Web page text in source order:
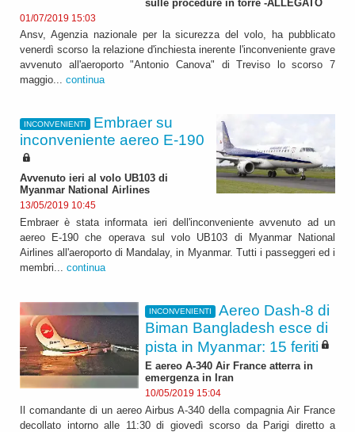
sulle procedure in torre -ALLEGATO
01/07/2019 15:03
Ansv, Agenzia nazionale per la sicurezza del volo, ha pubblicato
venerdì scorso la relazione d'inchiesta inerente l'inconveniente grave
avvenuto all'aeroporto "Antonio Canova" di Treviso lo scorso 7
maggio... continua
INCONVENIENTI
Embraer su
inconveniente aereo E-190
Avvenuto ieri al volo UB103 di
Myanmar National Airlines
13/05/2019 10:45
Embraer è stata informata ieri dell'inconveniente avvenuto ad un
aereo E-190 che operava sul volo UB103 di Myanmar National
Airlines all'aeroporto di Mandalay, in Myanmar. Tutti i passeggeri ed i
membri... continua
INCONVENIENTI
Aereo Dash-8 di
Biman Bangladesh esce di
pista in Myanmar: 15 feriti
E aereo A-340 Air France atterra in
emergenza in Iran
10/05/2019 15:04
Il comandante di un aereo Airbus A-340 della compagnia Air France
decollato intorno alle 11:30 di giovedì scorso da Parigi diretto a